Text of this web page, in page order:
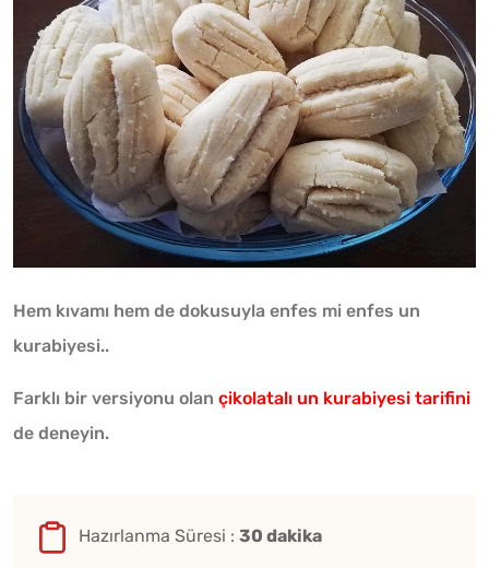
Hem kıvamı hem de dokusuyla enfes mi enfes un
kurabiyesi..
Farklı bir versiyonu olan çikolatalı un kurabiyesi tarifini
de deneyin.
Hazırlanma Süresi : 30 dakika